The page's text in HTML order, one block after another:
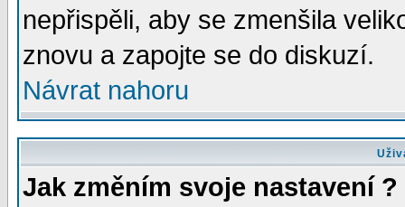
nepřispěli, aby se zmenšila
znovu a zapojte se do diskuzí.
Návrat nahoru
Jak změním svoje nastavení ?